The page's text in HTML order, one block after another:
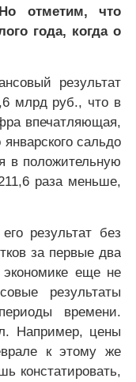
отметим, что
года, когда о
результат
млрд руб., что в
впечатляющая,
сальдо
в положительную
раза меньше,
результат без
за первые два
экономике еще не
результаты
времени.
Например, цены
к этому же
констатировать,